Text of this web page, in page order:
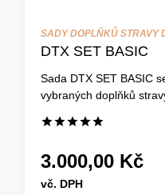
SADY DOPLŇKŮ STRAVY
DTX SET BASIC
Sada DTX SET BASIC
vybraných doplňků
3.000,00 Kč
vč. DPH